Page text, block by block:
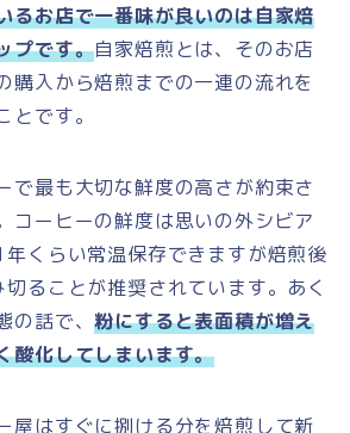
るお店で一番味が良いのは自家焙
プです。自家焙煎とは、そのお店
購入から焙煎までの一連の流れを
とです。
で最も大切な鮮度の高さが約束さ
コーヒーの鮮度は思いの外シビア
くらい常温保存できますが焙煎後
ることが推奨されています。あく
の話で、粉にすると表面積が増え
酸化してしまいます。
屋はすぐに捌ける分を焙煎して新